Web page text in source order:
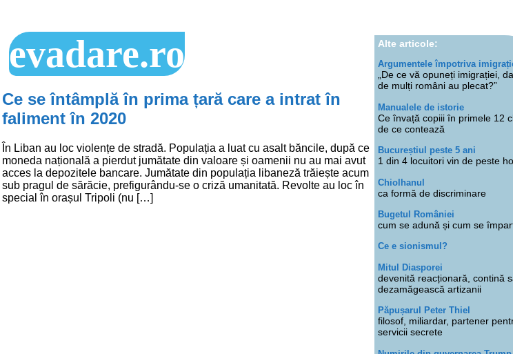
evadare.ro
Ce se întâmplă în prima țară care a intrat în
faliment în 2020
În Liban au loc violențe de stradă. Populația a luat cu asalt băncile, după ce
moneda națională a pierdut jumătate din valoare și oamenii nu au mai avut
acces la depozitele bancare. Jumătate din populația libaneză trăiește acum
sub pragul de sărăcie, prefigurându-se o criză umanitată. Revolte au loc în
special în orașul Tripoli (nu […]
Alte articole:
Argumentele împotriva
„De ce vă opuneți imigrației,
de mulți români au plecat?”
Manualele de istorie
Ce învață copiii în primele 12
de ce contează
Bucureștiul peste 5 ani
1 din 4 locuitori vin de peste
Chiolhanul
ca formă de discriminare
Bugetul României
cum se adună și cum se
Ce e sionismul?
Mitul Diasporei
devenită reacționară, contină
dezamăgească artizanii
Păpușarul Peter Thiel
filosof, miliardar, partener
servicii secrete